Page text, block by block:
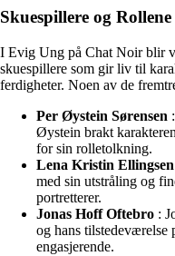
Skuespillere og
I Evig Ung på Chat Noir blir
skuespillere som gir liv til
ferdigheter. Noen av de
Per Øystein Sørensen
Øystein brakt
for sin rolletolkning.
Lena Kristin Ellingsen
med sin utstråling og
portretterer.
Jonas Hoff Oftebro :
og hans tilstedeværelse
engasjerende.